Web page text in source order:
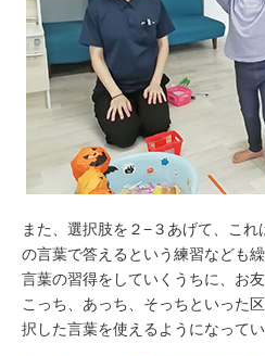
また、選択肢を２−３あげて、こ
の言葉で答えるという練習なども繰
言葉の習得をしていくうちに、お
こっち、あっち、そっちといった
択した言葉を使えるようになってい